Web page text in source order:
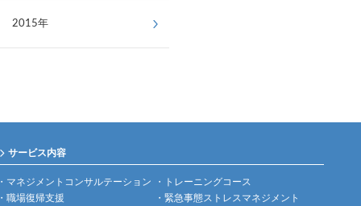
2015年
サービス内容
マネジメントコンサルテーション
トレーニングコース
職場復帰支援
緊急事態ストレスマネジメント